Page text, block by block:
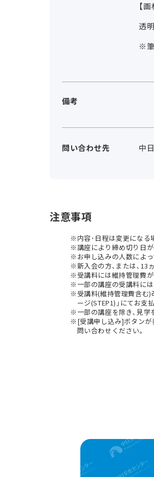
【画
透
※筆
備考
問い合わせ先 中
注意事項
内容･日程は変更になる
講座により締め切り日が
お申し込みの人数によ
新入会の方､または､13
受講料には維持管理費が
一部の講座の受講料に
受講料(維持管理費含む
ージ(STEP1)｣にてお支
一部の講座を除き､見学
[受講申し込み]ボタン
問い合わせください。